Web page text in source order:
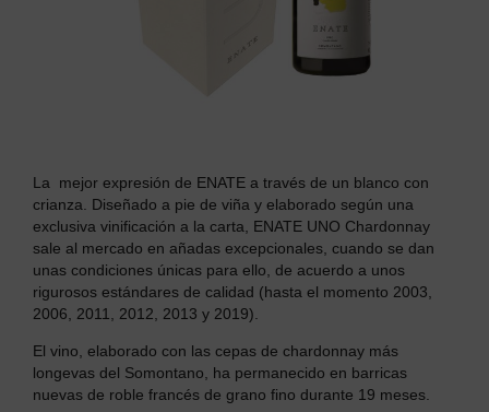
La mejor expresión de ENATE a través de un blanco con
crianza. Diseñado a pie de viña y elaborado según una
exclusiva vinificación a la carta, ENATE UNO Chardonnay
sale al mercado en añadas excepcionales, cuando se dan
unas condiciones únicas para ello, de acuerdo a unos
rigurosos estándares de calidad (hasta el momento 2003,
2006, 2011, 2012, 2013 y 2019).
El vino, elaborado con las cepas de chardonnay más
longevas del Somontano, ha permanecido en barricas
nuevas de roble francés de grano fino durante 19 meses.